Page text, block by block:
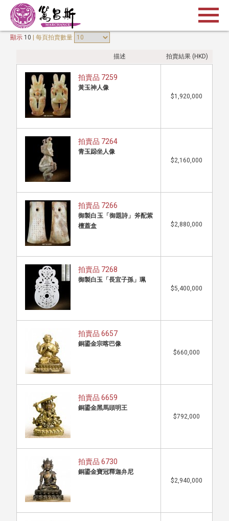
顯示 10 | 每頁拍賣數量
描述 拍賣結果 (HKD)
拍賣品 7259
黃玉神人像
$1,920,000
拍賣品 7264
青玉跽坐人像
$2,160,000
拍賣品 7266
御製白玉「御題詩」斧配紫
檀蓋盒
$2,880,000
拍賣品 7268
御製白玉「長宜子孫」珮
$5,400,000
拍賣品 6657
銅鎏金宗喀巴像
$660,000
拍賣品 6659
銅鎏金黑馬頭明王
$792,000
拍賣品 6730
銅鎏金寶冠釋迦弁尼
$2,940,000